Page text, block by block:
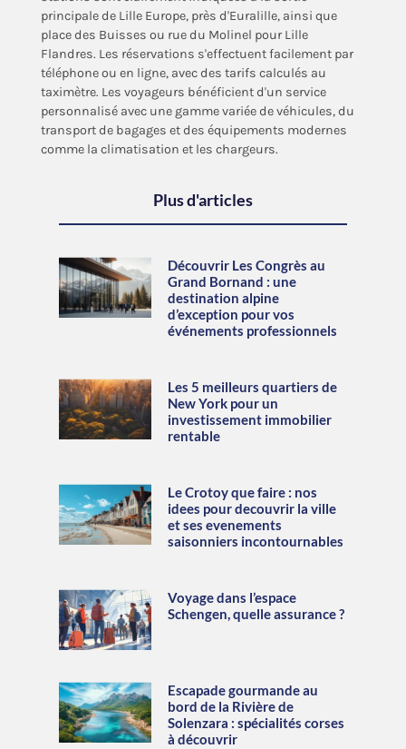
principale de Lille Europe, près d'Euralille, ainsi que
place des Buisses ou rue du Molinel pour Lille
Flandres. Les réservations s'effectuent facilement par
téléphone ou en ligne, avec des tarifs calculés au
taximètre. Les voyageurs bénéficient d'un service
personnalisé avec une gamme variée de véhicules, du
transport de bagages et des équipements modernes
comme la climatisation et les chargeurs.
Plus d'articles
Découvrir Les Congrès au
Grand Bornand : une
destination alpine
d’exception pour vos
événements professionnels
Les 5 meilleurs quartiers de
New York pour un
investissement immobilier
rentable
Le Crotoy que faire : nos
idees pour decouvrir la ville
et ses evenements
saisonniers incontournables
Voyage dans l’espace
Schengen, quelle assurance ?
Escapade gourmande au
bord de la Rivière de
Solenzara : spécialités corses
à découvrir